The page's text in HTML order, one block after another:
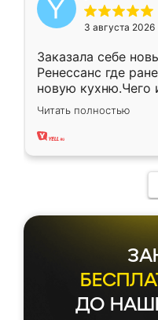
3 августа 2026
Заказала себе
Ренессанс где
новую кухню.Чего
вполне довольна.
два года,
Читать полностью
ДО